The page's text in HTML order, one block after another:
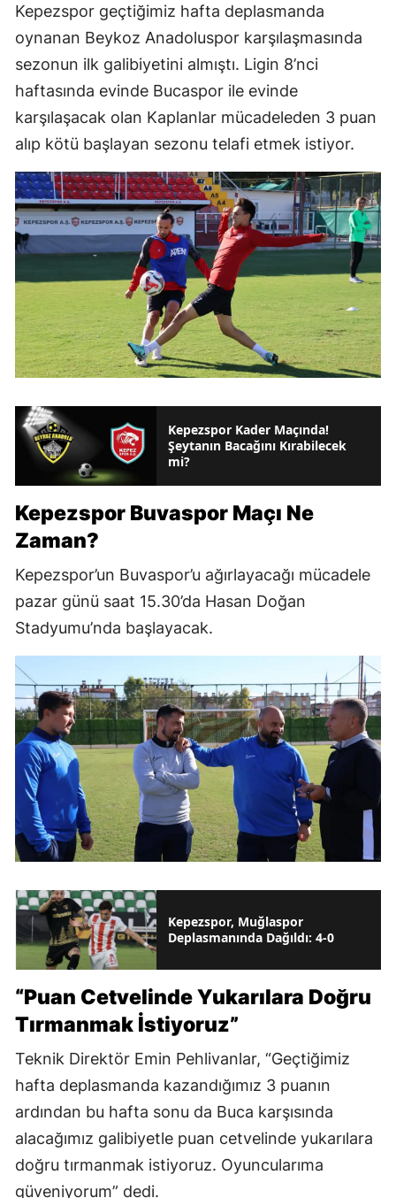
Kepezspor geçtiğimiz hafta deplasmanda
oynanan Beykoz Anadoluspor karşılaşmasında
sezonun ilk galibiyetini almıştı. Ligin 8’nci
haftasında evinde Bucaspor ile evinde
karşılaşacak olan Kaplanlar mücadeleden 3 puan
alıp kötü başlayan sezonu telafi etmek istiyor.
Kepezspor Kader Maçında!
Şeytanın Bacağını Kırabilecek
mi?
Kepezspor Buvaspor Maçı Ne
Zaman?
Kepezspor’un Buvaspor’u ağırlayacağı mücadele
pazar günü saat 15.30’da Hasan Doğan
Stadyumu’nda başlayacak.
Kepezspor, Muğlaspor
Deplasmanında Dağıldı: 4-0
“Puan Cetvelinde Yukarılara Doğru
Tırmanmak İstiyoruz”
Teknik Direktör Emin Pehlivanlar, “Geçtiğimiz
hafta deplasmanda kazandığımız 3 puanın
ardından bu hafta sonu da Buca karşısında
alacağımız galibiyetle puan cetvelinde yukarılara
doğru tırmanmak istiyoruz. Oyuncularıma
güveniyorum” dedi.